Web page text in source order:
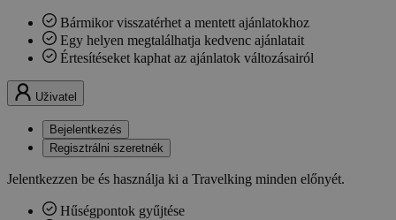
Bármikor visszatérhet a mentett ajánlatokhoz
Egy helyen megtalálhatja kedvenc ajánlatait
Értesítéseket kaphat az ajánlatok változásairól
Uživatel
Bejelentkezés
Regisztrálni szeretnék
Jelentkezzen be és használja ki a Travelking minden előnyét.
Hűségpontok gyűjtése